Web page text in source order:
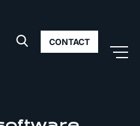
CONTACT